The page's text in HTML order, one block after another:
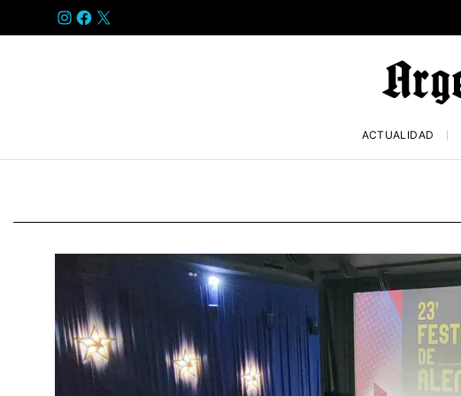
INSTAGRAM
FACEBOOK
X
ACTUALIDAD